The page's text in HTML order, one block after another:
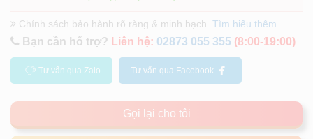
Chính sách bảo hành rõ ràng & minh bạch. Tìm hiểu thêm
Bạn cần hổ trợ? Liên hệ: 02873 055 355 (8:00-19:00)
Tư vấn qua Zalo Tư vấn qua Facebook
Gọi lại cho tôi